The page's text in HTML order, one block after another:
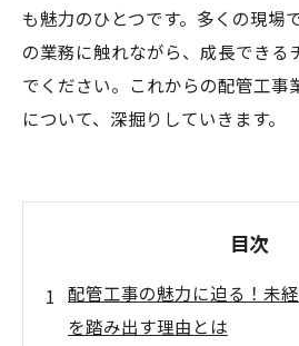
も魅力のひとつです。多くの現場
の業務に触れながら、成長できる
でください。これからの配管工事
について、深掘りしていきます。
目次
配管工事の魅力に迫る！未
を踏み出す理由とは